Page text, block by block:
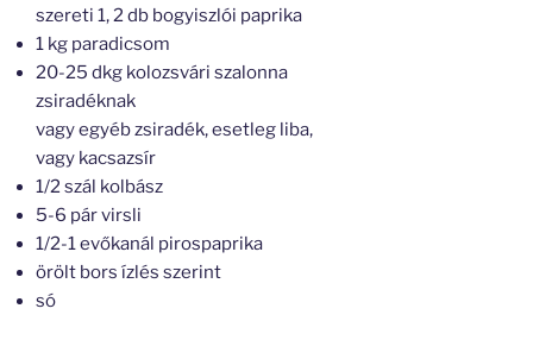
szereti 1, 2 db bogyiszlói paprika
1 kg paradicsom
20-25 dkg kolozsvári szalonna
zsiradéknak
vagy egyéb zsiradék, esetleg liba,
vagy kacsazsír
1/2 szál kolbász
5-6 pár virsli
1/2-1 evőkanál pirospaprika
örölt bors ízlés szerint
só